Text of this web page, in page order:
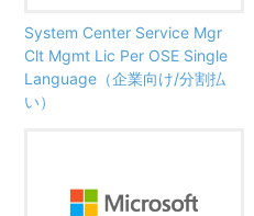
System Center Service Mgr
Clt Mgmt Lic Per OSE Single
Language（企業向け/分割払
い）